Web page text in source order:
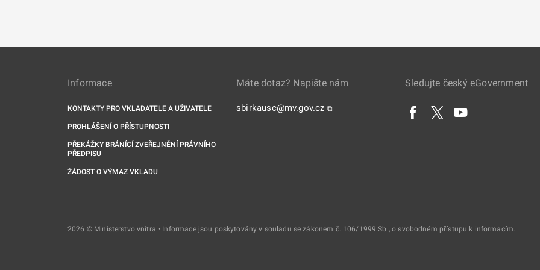
Informace
KONTAKTY PRO VKLADATELE A UŽIVATELE
PROHLÁŠENÍ O PŘÍSTUPNOSTI
PŘEKÁŽKY BRÁNÍCÍ ZVEŘEJNĚNÍ PRÁVNÍHO
PŘEDPISU
ŽÁDOST O VÝMAZ VKLADU
Máte dotaz? Napište nám
sbirkausc@mv.gov.cz ⧉
Sledujte český eGovernment
2026 © Ministerstvo vnitra • Informace jsou poskytovány v souladu se zákonem č. 106/1999 Sb., o svobodném přístupu k informacím.